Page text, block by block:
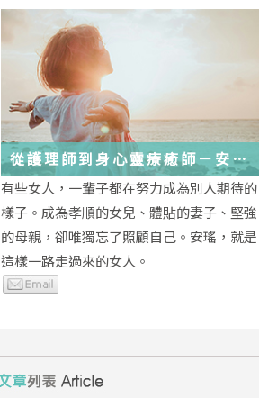
從護理師到身心靈療癒師－安
瑤：每一段低谷，都能成為重生
的起點
有些女人，一輩子都在努力成為別人期待的
樣子。成為孝順的女兒、體貼的妻子、堅強
的母親，卻唯獨忘了照顧自己。安瑤，就是
這樣一路走過來的女人。